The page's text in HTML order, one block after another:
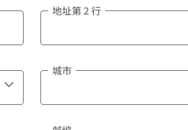
地址第 2 行
城市